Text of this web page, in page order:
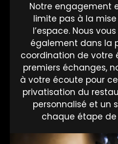
Notre engagement
limite pas à la
l’espace. Nous
également dans la
coordination de votre
premiers échanges,
à votre écoute pour
privatisation du
personnalisé et un
chaque étape de